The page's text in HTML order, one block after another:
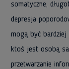
somatyczne,
depresja
mogą być bardziej
ktoś jest osobą
przetwarzanie